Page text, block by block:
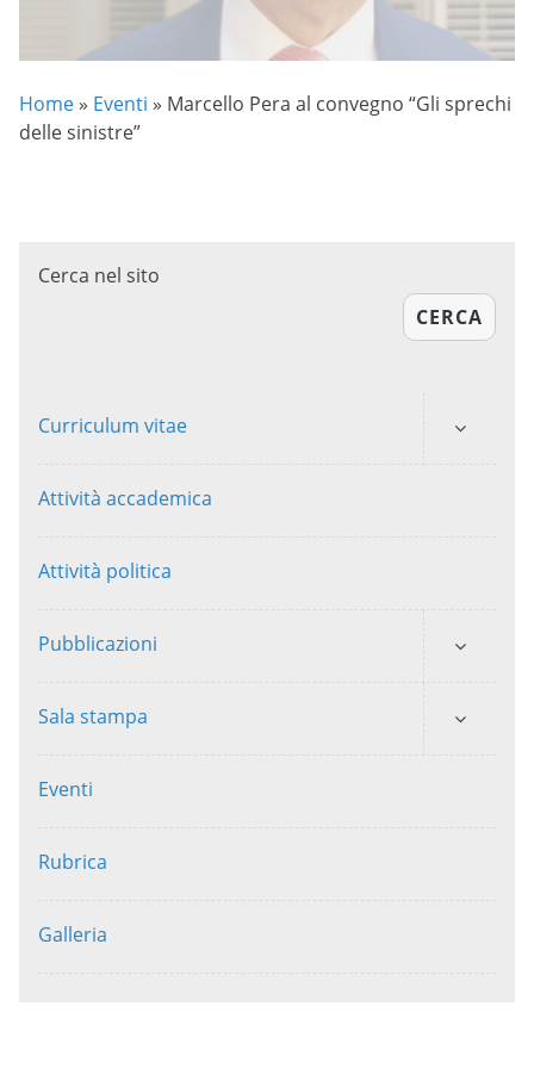
Home » Eventi » Marcello Pera al convegno “Gli sprechi
delle sinistre”
Cerca nel sito
CERCA
Curriculum vitae
Attività accademica
Attività politica
Pubblicazioni
Sala stampa
Eventi
Rubrica
Galleria